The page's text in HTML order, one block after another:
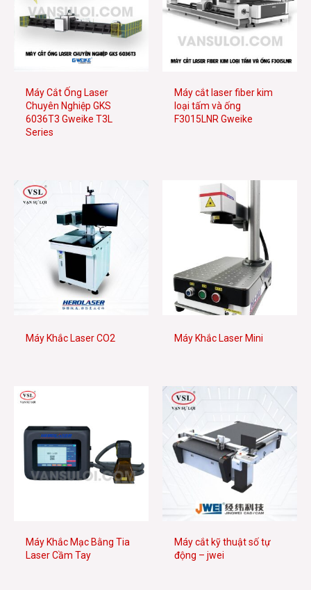
Máy Cắt Ống Laser
Chuyên Nghiệp GKS
6036T3 Gweike T3L
Series
Máy cắt laser fiber kim
loại tấm và ống
F3015LNR Gweike
Máy Khắc Laser CO2 Máy Khắc Laser Mini
Máy Khắc Mạc Bằng Tia
Laser Cầm Tay
Máy cắt kỹ thuật số tự
động – jwei